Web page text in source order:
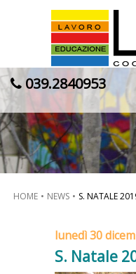
039.2840953
HOME NEWS S. NATALE
lunedì 30
S. Natale